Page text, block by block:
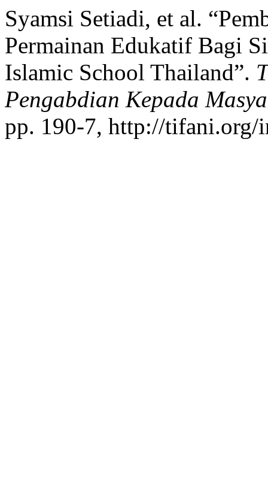
Syamsi Setiadi, et al.
Permainan Edukatif Bagi
Islamic School Thailand”.
Pengabdian Kepada
pp. 190-7, http://